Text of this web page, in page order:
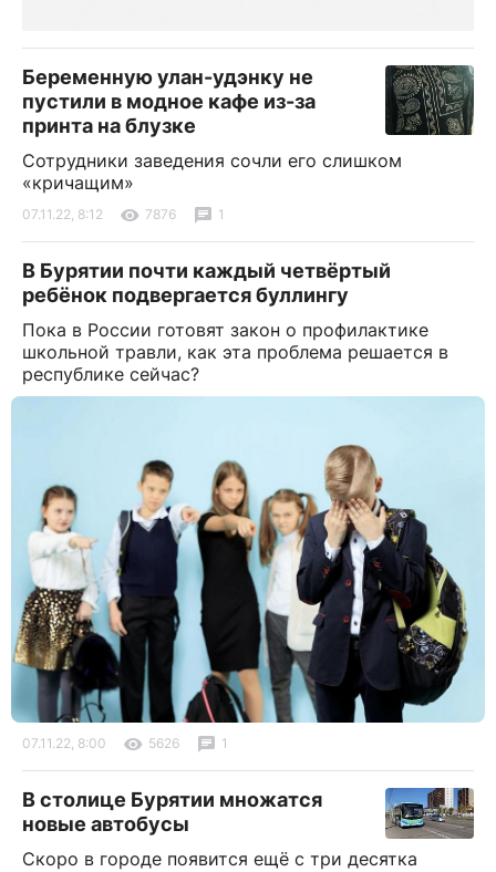
Беременную улан-удэнку не
пустили в модное кафе из-за
принта на блузке
Сотрудники заведения сочли его слишком
«кричащим»
07.11.22, 8:12 7876 1
В Бурятии почти каждый четвёртый
ребёнок подвергается буллингу
Пока в России готовят закон о профилактике
школьной травли, как эта проблема решается в
республике сейчас?
07.11.22, 8:00 5626 1
В столице Бурятии множатся
новые автобусы
Скоро в городе появится ещё с три десятка